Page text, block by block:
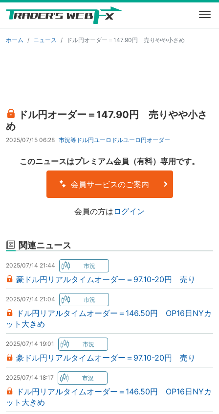
ホーム ニュース ドル円オーダー＝147.90円 売りやや小さめ
ドル円オーダー＝147.90円 売りやや小さ
め
2025/07/15 06:28 市況等 ドル円ユーロドルユーロ円オーダー
このニュースはプレミアム会員（有料）専用です。
会員サービスのご案内
会員の方は ログイン
関連ニュース
2025/07/14 21:44
豪ドル円リアルタイムオーダー＝97.10-20円 売り
2025/07/14 21:04
ドル円リアルタイムオーダー＝146.50円 OP16日NYカ
ット大きめ
2025/07/14 19:01
豪ドル円リアルタイムオーダー＝97.10-20円 売り
2025/07/14 18:17
ドル円リアルタイムオーダー＝146.50円 OP16日NYカ
ット大きめ